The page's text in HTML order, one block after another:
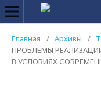
Главная / Архивы /
ПРОБЛЕМЫ
В УСЛОВИЯХ